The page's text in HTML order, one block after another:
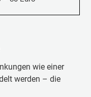
wie einer
werden – die